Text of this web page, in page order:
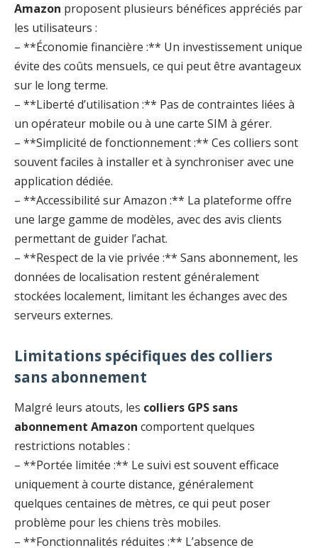
Amazon proposent plusieurs bénéfices appréciés par
les utilisateurs :
– **Économie financière :** Un investissement unique
évite des coûts mensuels, ce qui peut être avantageux
sur le long terme.
– **Liberté d’utilisation :** Pas de contraintes liées à
un opérateur mobile ou à une carte SIM à gérer.
– **Simplicité de fonctionnement :** Ces colliers sont
souvent faciles à installer et à synchroniser avec une
application dédiée.
– **Accessibilité sur Amazon :** La plateforme offre
une large gamme de modèles, avec des avis clients
permettant de guider l’achat.
– **Respect de la vie privée :** Sans abonnement, les
données de localisation restent généralement
stockées localement, limitant les échanges avec des
serveurs externes.
Limitations spécifiques des colliers
sans abonnement
Malgré leurs atouts, les colliers GPS sans
abonnement Amazon comportent quelques
restrictions notables :
– **Portée limitée :** Le suivi est souvent efficace
uniquement à courte distance, généralement
quelques centaines de mètres, ce qui peut poser
problème pour les chiens très mobiles.
– **Fonctionnalités réduites :** L’absence de